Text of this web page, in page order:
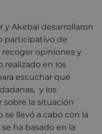
Akebai desarrollaron
participativo de
opiniones y
realizado en los
escuchar qué
y los
sobre la situación
se llevó a cabo con la
ha basado en la